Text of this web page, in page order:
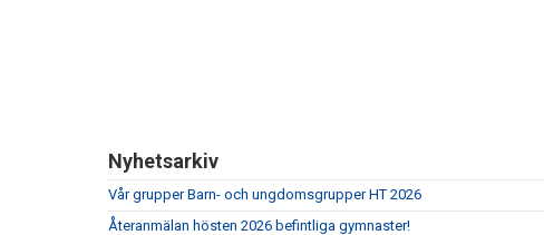
Nyhetsarkiv
Vår grupper Barn- och ungdomsgrupper HT 2026
Återanmälan hösten 2026 befintliga gymnaster!